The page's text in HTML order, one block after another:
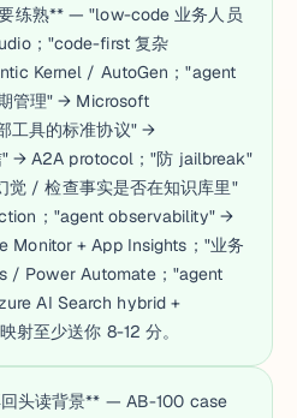
练熟** — "low-code 业务人员
；"code-first 复杂
Kernel / AutoGen；"agent
管理" → Microsoft
工具的标准协议" →
" → A2A protocol；"防 jailbreak"
/ 检查事实是否在知识库里"
；"agent observability" →
Monitor + App Insights；"业务
/ Power Automate；"agent
AI Search hybrid +
射至少送你 8-12 分。
头读背景** — AB-100 case